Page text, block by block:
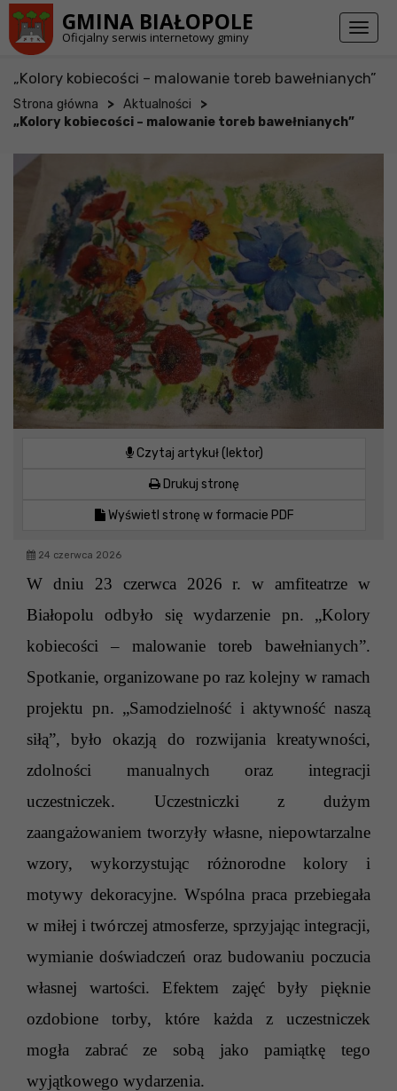
GMINA BIAŁOPOLE
Oficjalny serwis internetowy gminy
Toggle
„Kolory kobiecości – malowanie toreb bawełnianych”
Strona główna > Aktualności >
„Kolory kobiecości – malowanie toreb bawełnianych”
Czytaj artykuł (lektor)
Drukuj stronę
Wyświetl stronę w formacie PDF
24 czerwca 2026
W dniu 23 czerwca 2026 r. w amfiteatrze w
Białopolu odbyło się wydarzenie pn. „Kolory
kobiecości – malowanie toreb bawełnianych”.
Spotkanie, organizowane po raz kolejny w ramach
projektu pn. „Samodzielność i aktywność naszą
siłą”, było okazją do rozwijania kreatywności,
zdolności manualnych oraz integracji
uczestniczek. Uczestniczki z dużym
zaangażowaniem tworzyły własne, niepowtarzalne
wzory, wykorzystując różnorodne kolory i
motywy dekoracyjne. Wspólna praca przebiegała
w miłej i twórczej atmosferze, sprzyjając integracji,
wymianie doświadczeń oraz budowaniu poczucia
własnej wartości. Efektem zajęć były pięknie
ozdobione torby, które każda z uczestniczek
mogła zabrać ze sobą jako pamiątkę tego
wyjątkowego wydarzenia.